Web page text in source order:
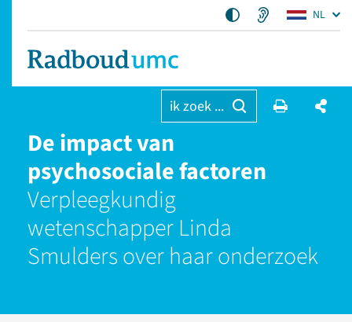
NL
ik zoek ...
De impact van
psychosociale factoren
Verpleegkundig
wetenschapper Linda
Smulders over haar onderzoek